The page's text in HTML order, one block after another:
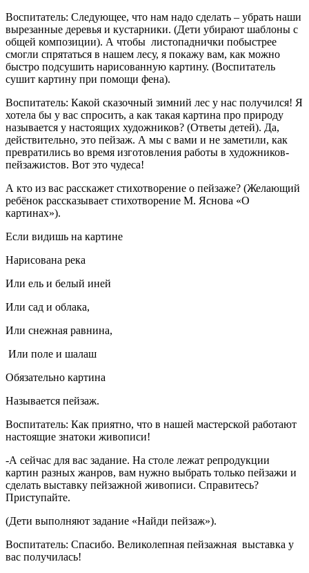
Воспитатель: Следующее, что нам надо сделать – убрать наши
вырезанные деревья и кустарники. (Дети убирают шаблоны с
общей композиции). А чтобы листопаднички побыстрее
смогли спрятаться в нашем лесу, я покажу вам, как можно
быстро подсушить нарисованную картину. (Воспитатель
сушит картину при помощи фена).
Воспитатель: Какой сказочный зимний лес у нас получился! Я
хотела бы у вас спросить, а как такая картина про природу
называется у настоящих художников? (Ответы детей). Да,
действительно, это пейзаж. А мы с вами и не заметили, как
превратились во время изготовления работы в художников-
пейзажистов. Вот это чудеса!
А кто из вас расскажет стихотворение о пейзаже? (Желающий
ребёнок рассказывает стихотворение М. Яснова «О
картинах»).
Если видишь на картине
Нарисована река
Или ель и белый иней
Или сад и облака,
Или снежная равнина,
Или поле и шалаш
Обязательно картина
Называется пейзаж.
Воспитатель: Как приятно, что в нашей мастерской работают
настоящие знатоки живописи!
-А сейчас для вас задание. На столе лежат репродукции
картин разных жанров, вам нужно выбрать только пейзажи и
сделать выставку пейзажной живописи. Справитесь?
Приступайте.
(Дети выполняют задание «Найди пейзаж»).
Воспитатель: Спасибо. Великолепная пейзажная выставка у
вас получилась!